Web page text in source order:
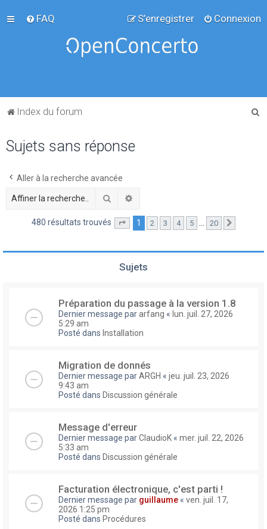
FAQ Connexion
S’enregistrer
Index du forum
Sujets sans réponse
Aller à la recherche avancée
Rechercher
480 résultats trouvés Page sur20
1 2 3 4 5 … 20
Sujets
Préparation du passage à la version 1.8
Dernier message pararfang « lun. juil. 27, 2026
5:29 am
Posté dans Installation
Migration de donnés
Dernier message parARGH « jeu. juil. 23, 2026
9:43 am
Posté dans Discussion générale
Message d'erreur
Dernier message parClaudioK « mer. juil. 22, 2026
5:33 am
Posté dans Discussion générale
Facturation électronique, c'est parti !
Dernier message par guillaume « ven. juil. 17,
2026 1:25 pm
Posté dans Procédures